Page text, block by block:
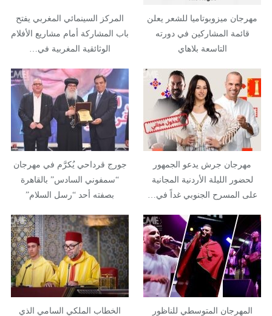
مهرجان ميزوبوتاميا للشعر يعلن
قائمة المشاركين في دورته
التاسعة بلاهاي
المركز السينمائي المغربي يفتح
باب المشاركة أمام مشاريع الأفلام
الوثائقية المغربية في…
مهرجان جرش يدعو الجمهور
لحضور الليلة الأردنية المجانية
على المسرح الجنوبي غداً في…
جورج قرداحي يُكرَّم في مهرجان
“سمفوني السادس” بالقاهرة
بصفته أحد “رسل السلام”
المهرجان المتوسطي للناظور
الخطاب الملكي السامي الذي